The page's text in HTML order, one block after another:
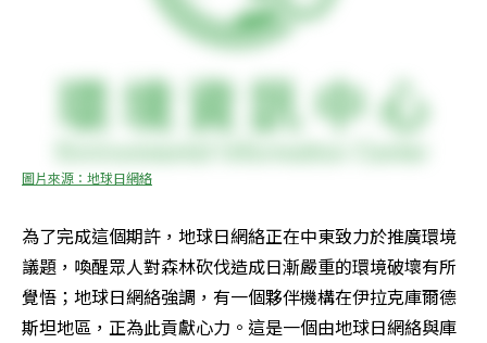
圖片來源：地球日網絡
為了完成這個期許，地球日網絡正在中東致力於推廣環境
議題，喚醒眾人對森林砍伐造成日漸嚴重的環境破壞有所
覺悟；地球日網絡強調，有一個夥伴機構在伊拉克庫爾德
斯坦地區，正為此貢獻心力。這是一個由地球日網絡與庫